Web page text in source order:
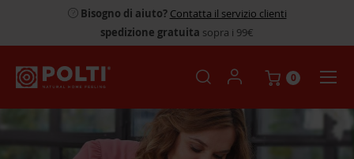
Bisogno di aiuto? Contatta il servizio clienti
spedizione gratuita sopra i 99€
0